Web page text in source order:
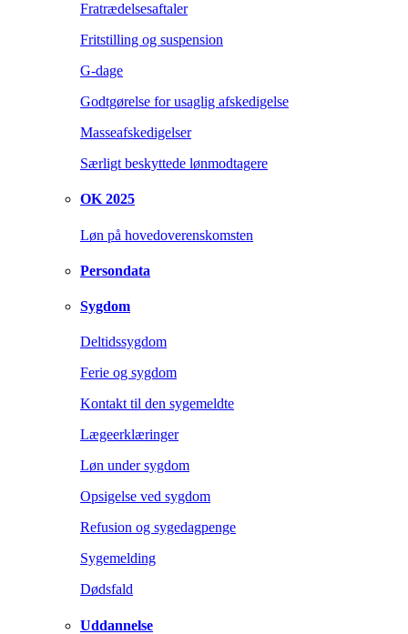
Fratrædelsesaftaler
Fritstilling og suspension
G-dage
Godtgørelse for usaglig afskedigelse
Masseafskedigelser
Særligt beskyttede lønmodtagere
OK 2025
Løn på hovedoverenskomsten
Persondata
Sygdom
Deltidssygdom
Ferie og sygdom
Kontakt til den sygemeldte
Lægeerklæringer
Løn under sygdom
Opsigelse ved sygdom
Refusion og sygedagpenge
Sygemelding
Dødsfald
Uddannelse